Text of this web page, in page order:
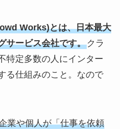
Works)とは、日本最大
サービス会社です。クラ
特定多数の人にインター
る仕組みのこと。なので
業や個人が「仕事を依頼